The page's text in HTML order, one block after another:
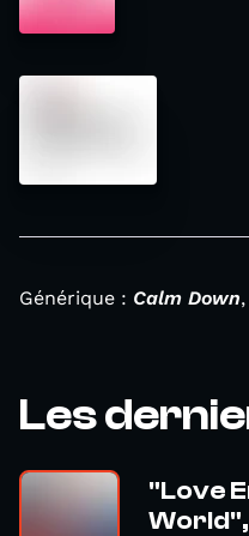
Générique : Calm Down
Les
"Love